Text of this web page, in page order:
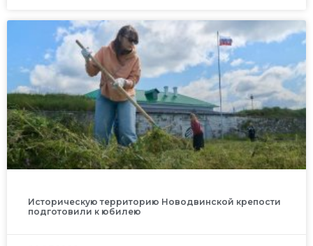
Историческую территорию Новодвинской крепости
подготовили к юбилею